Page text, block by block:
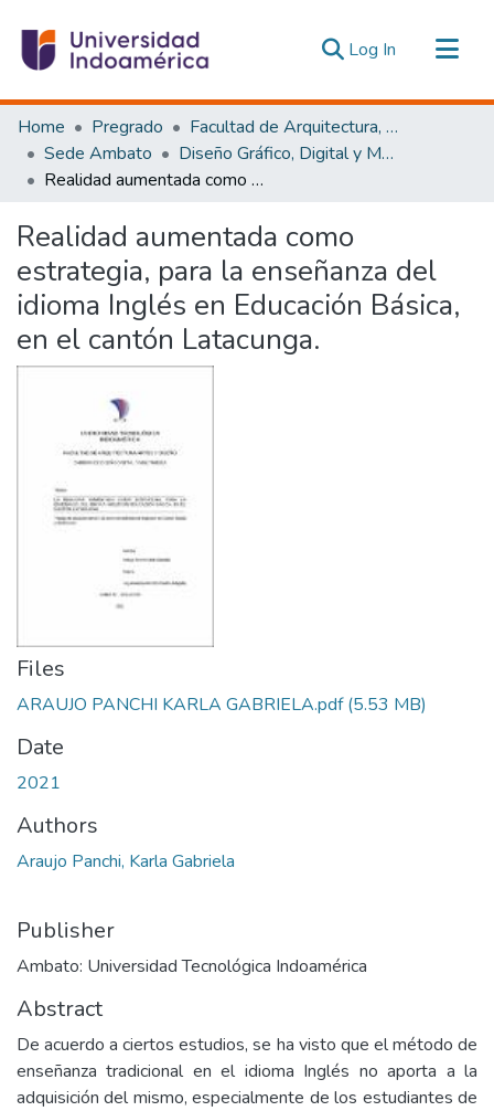
Log In (current)
Communities & Collections
All of DSpace
Statistics
Home Pregrado
Facultad de Arquitectura, Artes y Diseño
Sede Ambato
Diseño Gráfico, Digital y Multimedia Ambato
Realidad aumentada como estrategia, para la enseñanza del idioma Inglés en Educación Básica, en el cantón Latacunga.
Realidad aumentada como
estrategia, para la enseñanza del
idioma Inglés en Educación Básica,
en el cantón Latacunga.
Files
ARAUJO PANCHI KARLA GABRIELA.pdf(5.53 MB)
Date
2021
Authors
Araujo Panchi, Karla Gabriela
Publisher
Ambato: Universidad Tecnológica Indoamérica
Abstract
De acuerdo a ciertos estudios, se ha visto que el método de
enseñanza tradicional en el idioma Inglés no aporta a la
adquisición del mismo, especialmente de los estudiantes de